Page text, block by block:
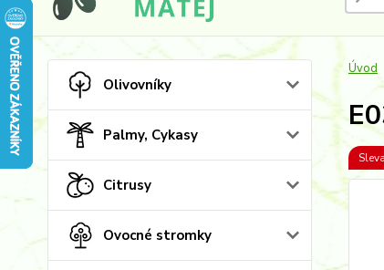
Olivovníky
Palmy, Cykasy
Citrusy
Ovocné stromky
Úvod